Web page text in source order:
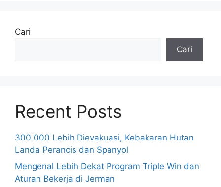
Cari
Cari
Recent Posts
300.000 Lebih Dievakuasi, Kebakaran Hutan
Landa Perancis dan Spanyol
Mengenal Lebih Dekat Program Triple Win dan
Aturan Bekerja di Jerman